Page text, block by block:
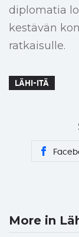
diplomatia
kestävän
ratkaisulle.
LÄHI-ITÄ
More in